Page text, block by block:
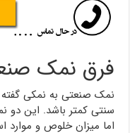
فرق نمک
نمک صنعتی به نمکی
سنتی کمتر باشد. این دو
اما میزان خلوص و موارد